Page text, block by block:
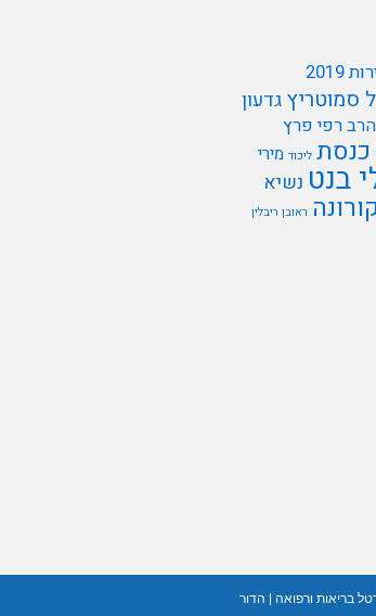
2019
סמוטריץ גדעון
הרב רפי פרץ
כנסת ליכוד מירי
בנט נשיא
קורונה ראובן ריבלין
בריאות ורפואה | הדור